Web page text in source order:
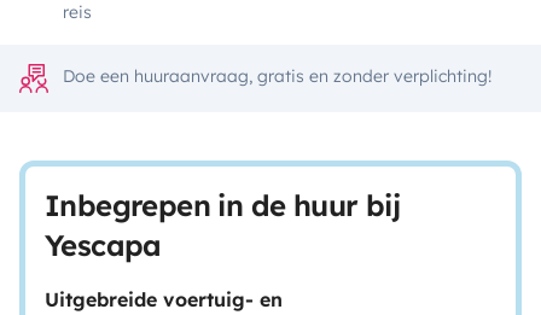
reis
Doe een huuraanvraag, gratis en zonder verplichting!
Inbegrepen in de huur bij
Yescapa
Uitgebreide voertuig- en